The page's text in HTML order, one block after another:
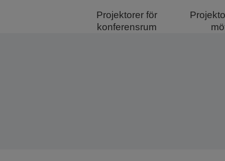
Projektorer för
konferensrum